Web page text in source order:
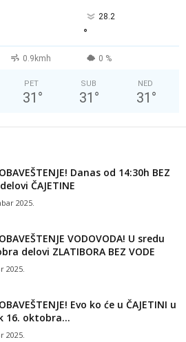
28.2
°
0.9kmh 0 %
PET
31 °
SUB
31 °
NED
31 °
Danas od 14:30h BEZ
ČAJETINE
2025.
VODOVODA! U sredu
delovi ZLATIBORA BEZ VODE
2025.
Evo ko će u ČAJETINI u
16. oktobra...
2025.